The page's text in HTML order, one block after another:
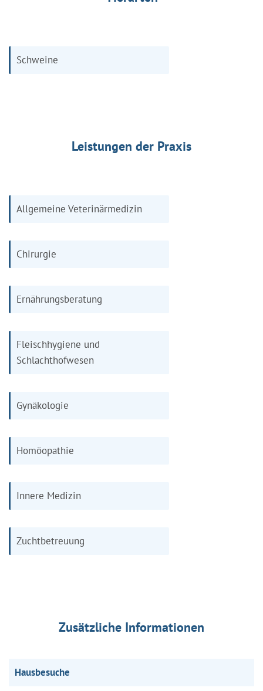
Schweine
Leistungen der Praxis
Allgemeine Veterinärmedizin
Chirurgie
Ernährungsberatung
Fleischhygiene und
Schlachthofwesen
Gynäkologie
Homöopathie
Innere Medizin
Zuchtbetreuung
Zusätzliche Informationen
Hausbesuche